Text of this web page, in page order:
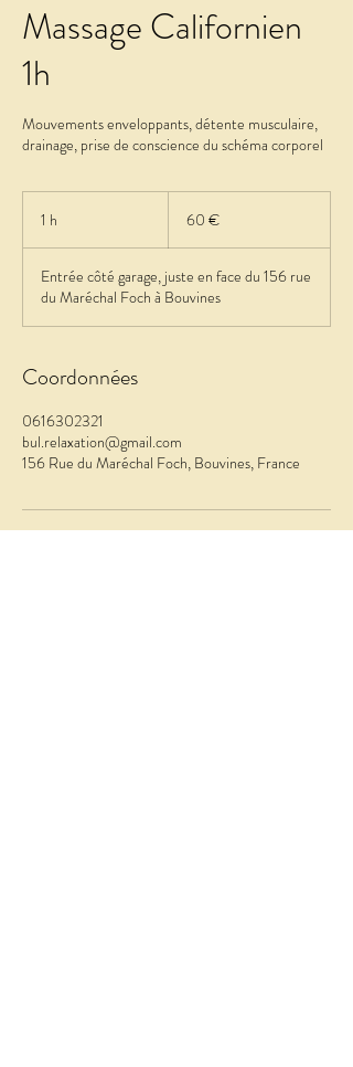
Massage Californien
1h
Mouvements enveloppants, détente musculaire,
drainage, prise de conscience du schéma corporel
1 h 60 €
Entrée côté garage, juste en face du 156 rue
du Maréchal Foch à Bouvines
Coordonnées
0616302321
bul.relaxation@gmail.com
156 Rue du Maréchal Foch, Bouvines, France